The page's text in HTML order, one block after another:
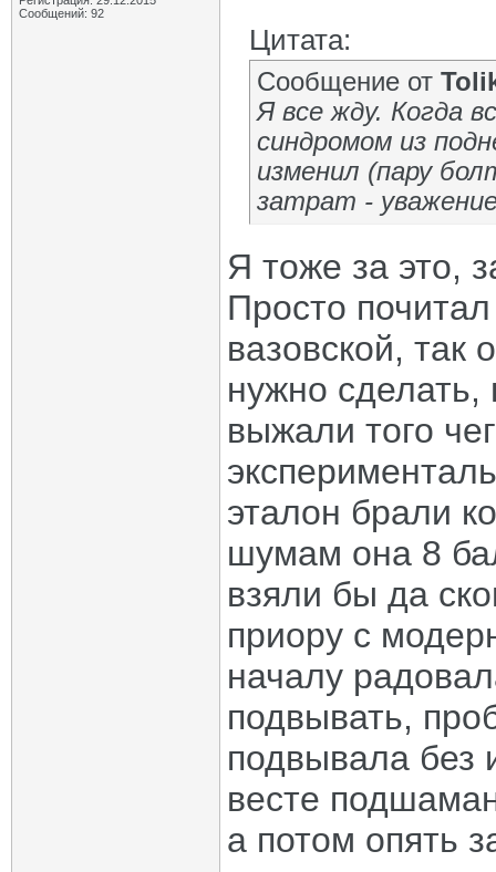
Сообщений: 92
Цитата:
Сообщение от
Я все жду. Когда
синдромом из
изменил (пару
затрат -
Я тоже за это,
Просто
вазовской, так
нужно
выжали того
эталон брали
шумам она 8
взяли бы да
приору с
началу
подвывать,
подвывала без
весте
а потом опять